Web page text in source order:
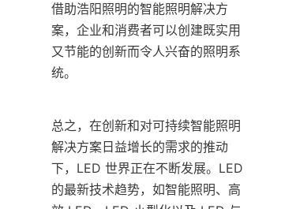
借助浩阳照明的智能照明解决方
案，企业和消费者可以创建既实用
又节能的创新而令人兴奋的照明系
统。
总之，在创新和对可持续智能照明
解决方案日益增长的需求的推动
下，LED 世界正在不断发展。LED
的最新技术趋势，如智能照明、高